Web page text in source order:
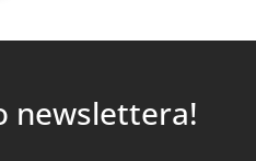
newslettera!